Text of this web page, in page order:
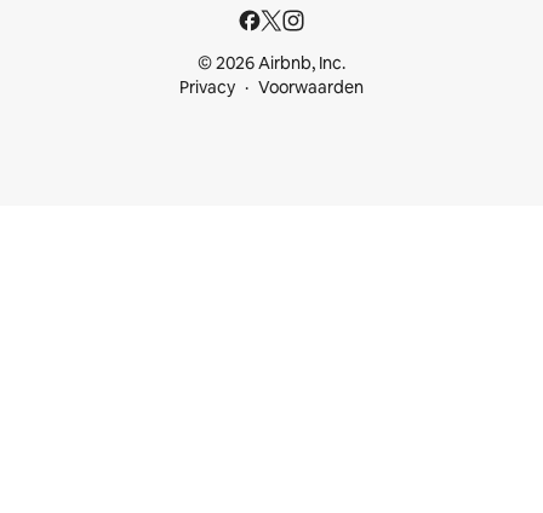
© 2026 Airbnb, Inc.
Privacy
Voorwaarden